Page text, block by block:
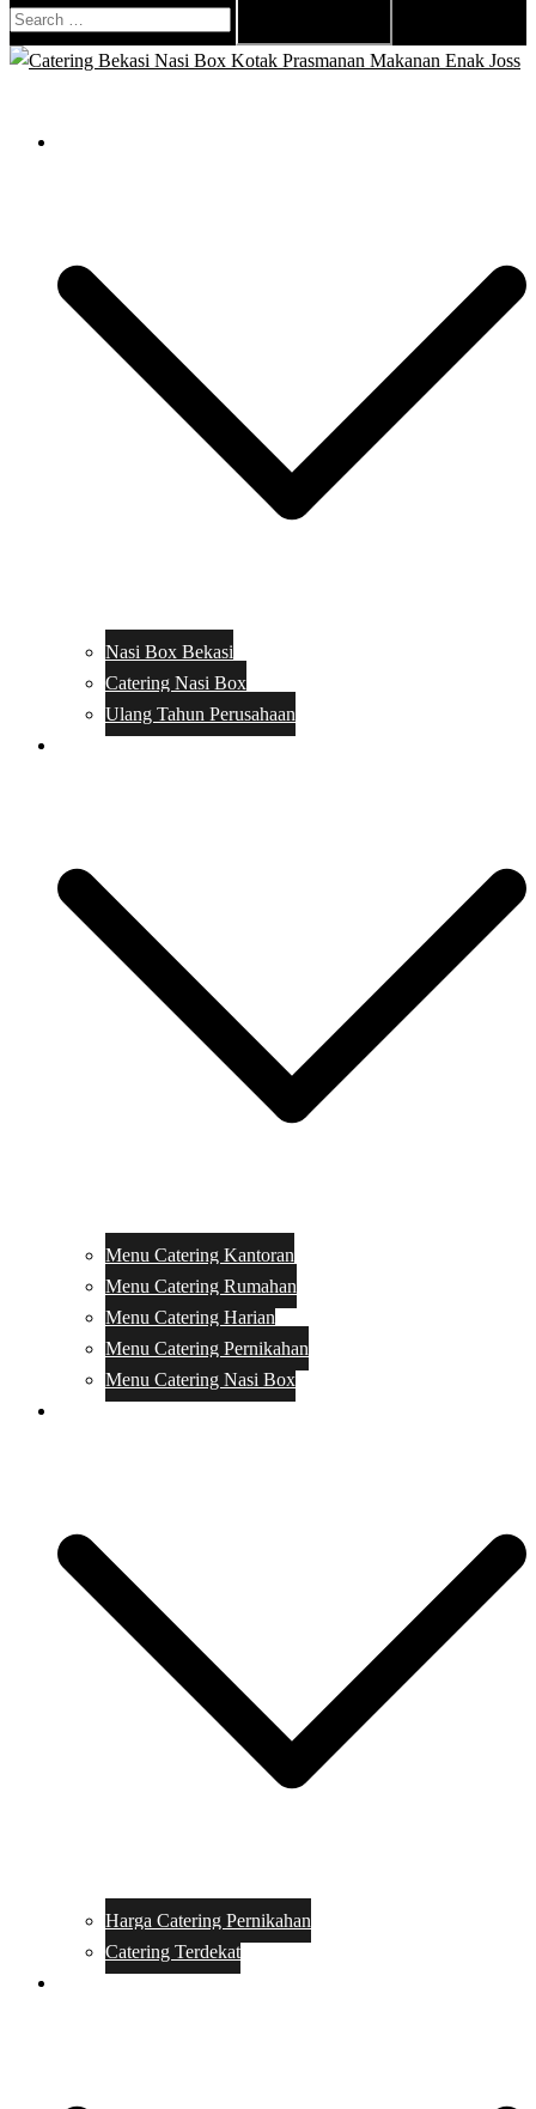
Search
for:
Nasi Box Bekasi
Catering Nasi Box
Ulang Tahun Perusahaan
Menu Catering Kantoran
Menu Catering Rumahan
Menu Catering Harian
Menu Catering Pernikahan
Menu Catering Nasi Box
Harga Catering Pernikahan
Catering Terdekat